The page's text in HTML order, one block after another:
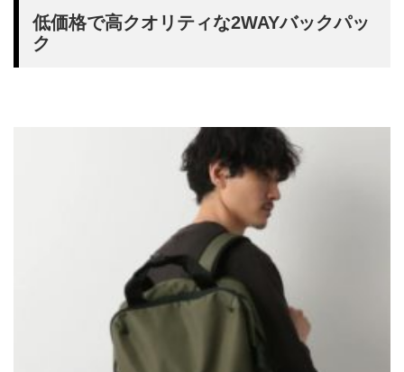
低価格で高クオリティな2WAYバックパッ
ク